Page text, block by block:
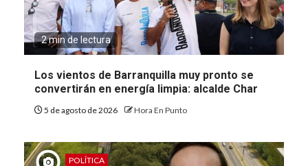
2 min de lectura
Los vientos de Barranquilla muy pronto se
convertirán en energía limpia: alcalde Char
5 de agosto de 2026 Hora En Punto
POLÍTICA